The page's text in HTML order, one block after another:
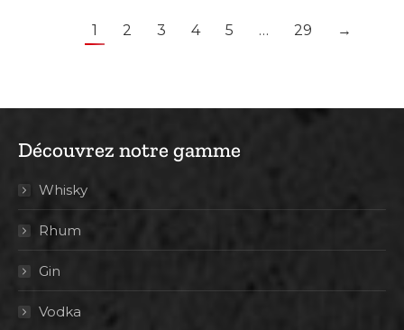
1 2 3 4 5 … 29 →
Découvrez notre gamme
Whisky
Rhum
Gin
Vodka